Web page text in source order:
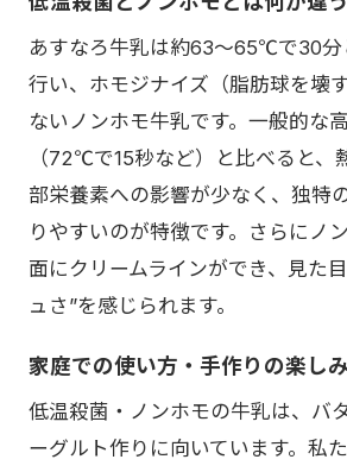
あすなろ牛乳は約63〜65℃で30分
行い、ホモジナイズ（脂肪球を壊
ないノンホモ牛乳です。一般的な
（72℃で15秒など）と比べると、
部栄養素への影響が少なく、独特
りやすいのが特徴です。さらにノ
面にクリームラインができ、見た
ュさ”を感じられます。
家庭での使い方・手作りの楽しみ
低温殺菌・ノンホモの牛乳は、バ
ーグルト作りに向いています。私